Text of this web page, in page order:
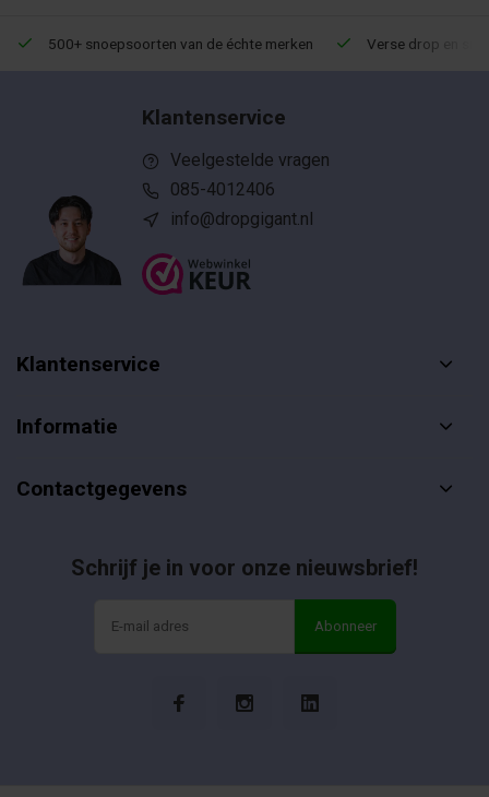
500+ snoepsoorten van de échte merken Verse drop en
Klantenservice
Veelgestelde vragen
085-4012406
info@dropgigant.nl
Klantenservice
Informatie
Contactgegevens
Schrijf je in voor onze nieuwsbrief!
Abonneer